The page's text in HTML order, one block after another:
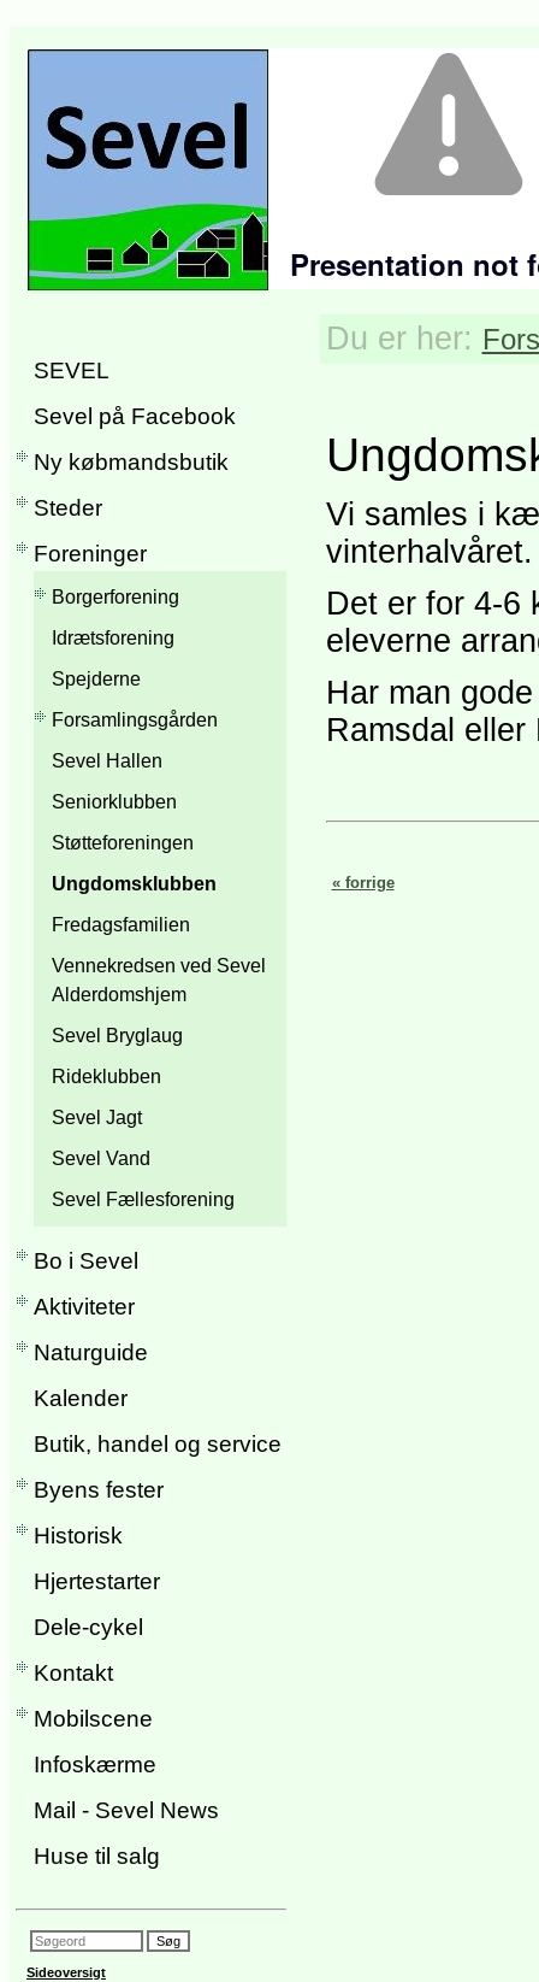
SEVEL
Sevel på Facebook
Ny købmandsbutik
Steder
Foreninger
Borgerforening
Idrætsforening
Spejderne
Forsamlingsgården
Sevel Hallen
Seniorklubben
Støtteforeningen
Ungdomsklubben
Fredagsfamilien
Vennekredsen ved Sevel
Alderdomshjem
Sevel Bryglaug
Rideklubben
Sevel Jagt
Sevel Vand
Sevel Fællesforening
Bo i Sevel
Aktiviteter
Naturguide
Kalender
Butik, handel og service
Byens fester
Historisk
Hjertestarter
Dele-cykel
Kontakt
Mobilscene
Infoskærme
Mail - Sevel News
Huse til salg
Sideoversigt
Du er her:
Vi samles i
vinterhalvåret.
Det er for 4-6
eleverne
Har man
Ramsdal
« forrige